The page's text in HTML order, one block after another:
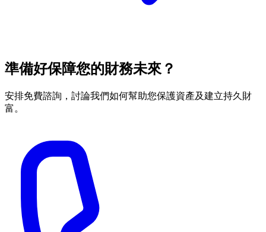
準備好保障您的財務未來？
安排免費諮詢，討論我們如何幫助您保護資產及建立持久財
富。